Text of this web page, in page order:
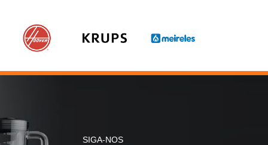
SIGA-NOS